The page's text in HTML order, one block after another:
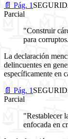
📄 Pág. 1
Parcial
"Construir
para
La declaración
delincuentes en
específicamente en
📄 Pág. 1
Parcial
"Restablecer
enfocada en